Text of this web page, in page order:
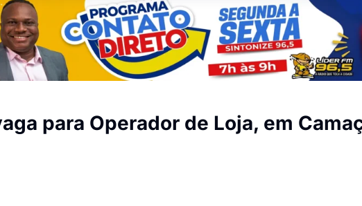
para Operador de Loja, em